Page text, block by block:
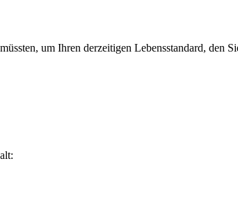
um Ihren derzeitigen Lebensstandard, den